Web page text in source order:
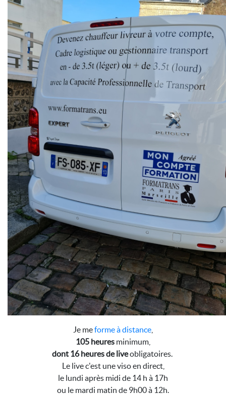
Je meforme à distance
105 heures minimum,
dont 16 heures de liveobligatoires.
Le live c'est une viso en direct,
le lundi après midi de 14 h à 17h
ou le mardi matin de 9h00 à 12h.